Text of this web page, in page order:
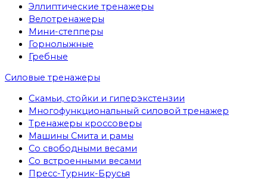
Эллиптические тренажеры
Велотренажеры
Мини-степперы
Горнолыжные
Гребные
Cиловые тренажеры
Скамьи, стойки и гиперэкстензии
Многофункциональный силовой тренажер
Тренажеры кроссоверы
Машины Смита и рамы
Со свободными весами
Со встроенными весами
Пресс-Турник-Брусья